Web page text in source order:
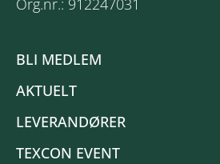
Org.nr.: 912247031
BLI MEDLEM
AKTUELT
LEVERANDØRER
TEXCON EVENT